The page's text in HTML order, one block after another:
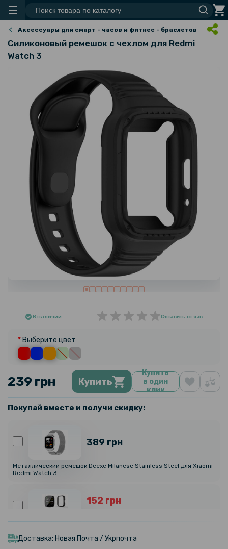
Аксессуары для смарт - часов и фитнес - браслетов
Силиконовый ремешок с чехлом для Redmi
Watch 3
В наличии Оставить отзыв
Выберите цвет
239 грн Купить
Купить
в один
клик
Покупай вместе и получи скидку:
389 грн
Металлический ремешок Deexe Milanese Stainless Steel для Xiaomi
Redmi Watch 3
152 грн
Redmi Watch 3
Доставка: Новая Почта / Укрпочта